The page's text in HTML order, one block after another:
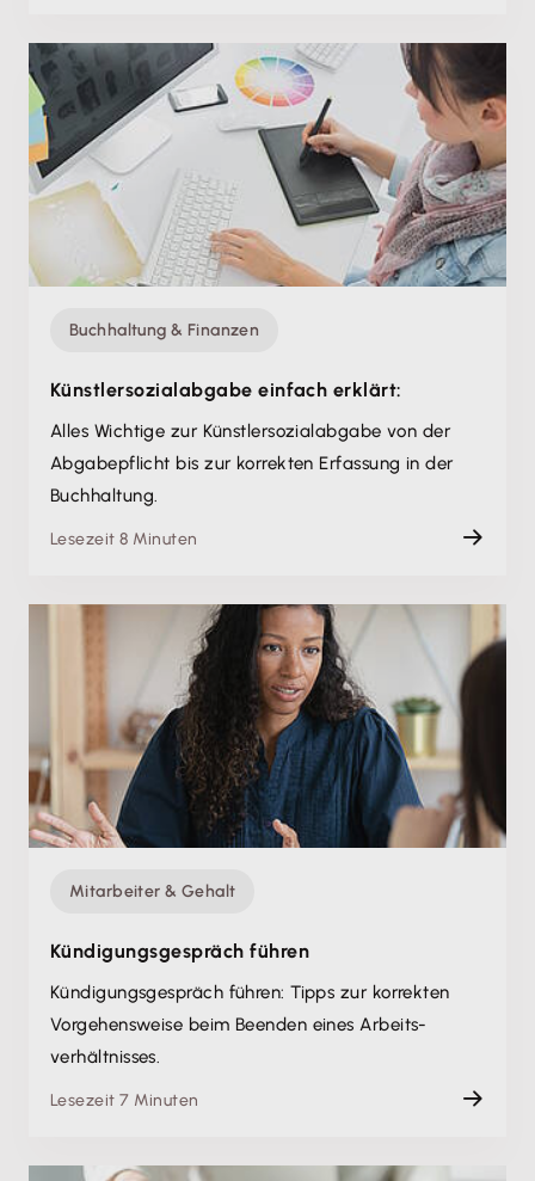
Buchhaltung & Finanzen
Künstlersozialabgabe einfach erklärt:
Alles Wichtige zur Künstlersozialabgabe von der
Abgabepflicht bis zur korrekten Erfassung in der
Buchhaltung.
Lesezeit 8 Minuten
Mitarbeiter & Gehalt
Kündigungsgespräch führen
Kündigungsgespräch führen: Tipps zur korrekten
Vorgehensweise beim Beenden eines Arbeits­
verhältnisses.
Lesezeit 7 Minuten